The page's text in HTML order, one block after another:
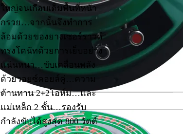
ใหญ่จนเกือบเต็มพื้นที่หน้า
กรวย…จากนั้นจึงทำการ
ล้อมด้วยของยางเซอร์ราวด์
ทรงโดนัทด้วยการเย็บอย่าง
แน่นหนา…ขับเคลื่อนพลัง
ด้วยวอยซ์คอยล์คู่…ความ
ต้านทาน 2+2โอห์ม…และ
แม่เหล็ก 2 ชั้น…รองรับ
กำลังขับได้สูงสุด 800 วัตต์